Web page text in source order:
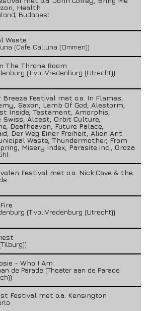
Health
Budapest
Waste
(Cafe Calluna (Ommen))
The Throne Room
(TivoliVredenburg (Utrecht))
Breeze Festival met o.a. In Flames,
Saxon, Lamb Of God, Alestorm,
Inside, Testament, Amorphis,
Swiss, Alcest, Orbit Culture,
Deafheaven, Future Palace,
Der Weg Einer Freiheit, Alien Ant
Waste, Thundermother, From
Misery Index, Parasite inc., Groza
Festival met o.a. Nick Cave & the
(TivoliVredenburg (Utrecht))
- Who I Am
de Parade (Theater aan de Parade
Festival met o.a. Kensington